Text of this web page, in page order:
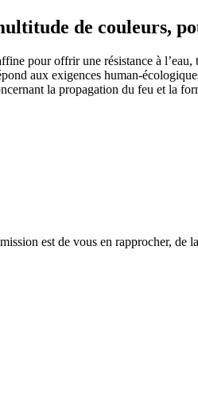
de couleurs,
pour offrir une résistance à
aux exigences human-
la propagation du feu et la
est de vous en rapprocher, de